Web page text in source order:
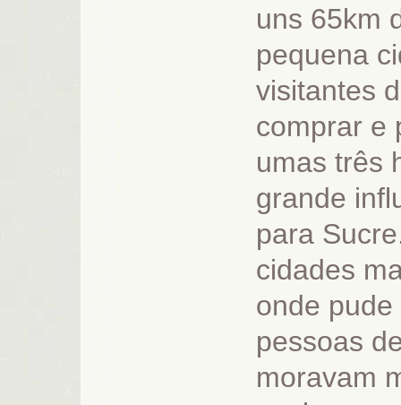
uns 65km
pequena
visitantes
comprar e
umas três
grande
para
cidades
onde
pessoas
moravam